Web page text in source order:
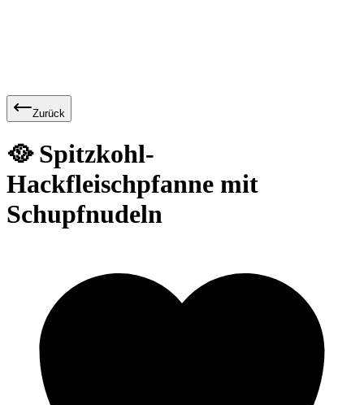
Zurück
🥘 Spitzkohl-
Hackfleischpfanne mit
Schupfnudeln